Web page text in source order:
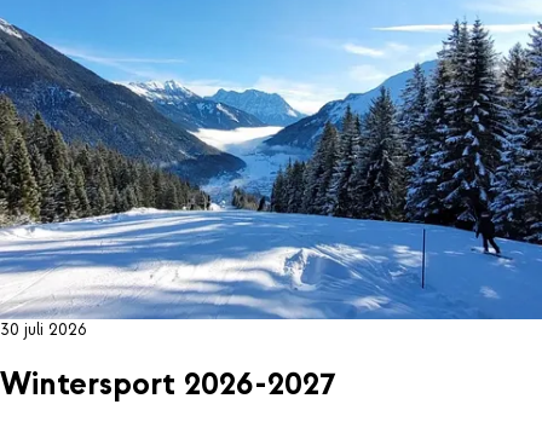
30 juli 2026
Wintersport 2026-2027